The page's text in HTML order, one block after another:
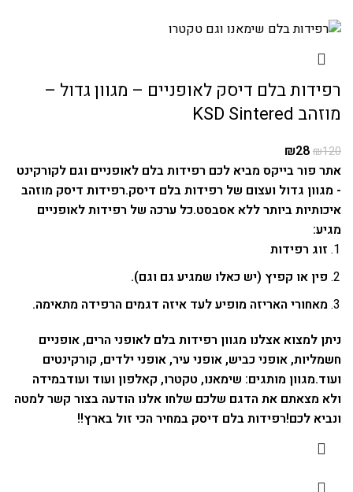
רפידות בלם דיסק לאופניים – מגוון גדול –
מוזהב KSD Sintered
₪120
₪28
אתר פור בייקס מביא לכם רפידות בלם לאופניים וגם לקורקינט
- מגוון גדול ועצום של רפידות בלם דיסק.רפידות דיסק מוזהב
איכותיות ביותר ללא אסבסט.כל ערכה של רפידות לאופניים
מגיע:
זוג רפידות
פין או קפיץ (יש כאלו שמגיע גם וגם).
מאחורי האריזה מופיע לעד איזה דגמים הרפידה מתאימה.
ניתן למצוא אצלנו מגוון רפידות בלם לאופני הרים, אופניים
חשמליות, אופני כביש, אופני עיר, אופני ילדים, קורקינטים
ועוד.מגוון מותגים: שימאנו, טקטרו, קאלפון ועוד ועודבמידה
ולא מצאתם את הדגם שלכם שלחו אלנו הודעה בצור קשר למטה
ונביא לכם!רפידות בלם דיסק במחיר הכי זול בארץ!!